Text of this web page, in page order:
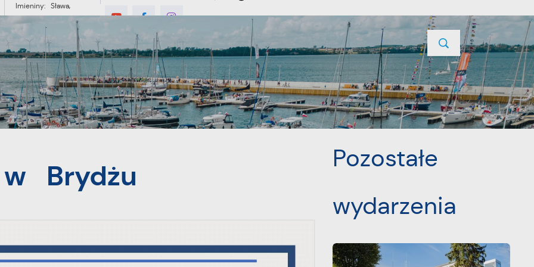
Imieniny: Sława,
Jakub, Stefan
MIESZKANIEC TURYSTYKA INWESTYCJE PROJEKTY UNIJNE KONTAKT
POPRZEDNI NASTĘPNY
Brydżu
Pozostałe
wydarzenia